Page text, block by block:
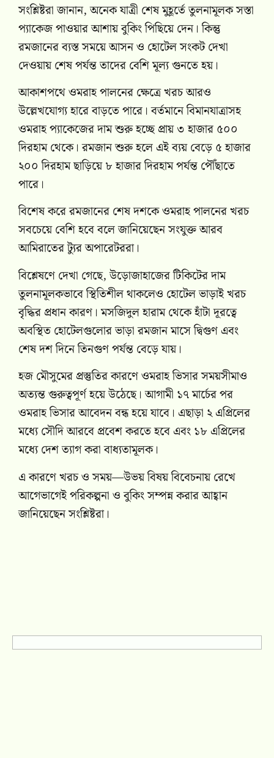
সংশ্লিষ্টরা জানান, অনেক যাত্রী শেষ মুহূর্তে তুলনামূলক সস্তা
প্যাকেজ পাওয়ার আশায় বুকিং পিছিয়ে দেন। কিন্তু
রমজানের ব্যস্ত সময়ে আসন ও হোটেল সংকট দেখা
দেওয়ায় শেষ পর্যন্ত তাদের বেশি মূল্য গুনতে হয়।
আকাশপথে ওমরাহ পালনের ক্ষেত্রে খরচ আরও
উল্লেখযোগ্য হারে বাড়তে পারে। বর্তমানে বিমানযাত্রাসহ
ওমরাহ প্যাকেজের দাম শুরু হচ্ছে প্রায় ৩ হাজার ৫০০
দিরহাম থেকে। রমজান শুরু হলে এই ব্যয় বেড়ে ৫ হাজার
২০০ দিরহাম ছাড়িয়ে ৮ হাজার দিরহাম পর্যন্ত পৌঁছাতে
পারে।
বিশেষ করে রমজানের শেষ দশকে ওমরাহ পালনের খরচ
সবচেয়ে বেশি হবে বলে জানিয়েছেন সংযুক্ত আরব
আমিরাতের ট্যুর অপারেটররা।
বিশ্লেষণে দেখা গেছে, উড়োজাহাজের টিকিটের দাম
তুলনামূলকভাবে স্থিতিশীল থাকলেও হোটেল ভাড়াই খরচ
বৃদ্ধির প্রধান কারণ। মসজিদুল হারাম থেকে হাঁটা দূরত্বে
অবস্থিত হোটেলগুলোর ভাড়া রমজান মাসে দ্বিগুণ এবং
শেষ দশ দিনে তিনগুণ পর্যন্ত বেড়ে যায়।
হজ মৌসুমের প্রস্তুতির কারণে ওমরাহ ভিসার সময়সীমাও
অত্যন্ত গুরুত্বপূর্ণ হয়ে উঠেছে। আগামী ১৭ মার্চের পর
ওমরাহ ভিসার আবেদন বন্ধ হয়ে যাবে। এছাড়া ২ এপ্রিলের
মধ্যে সৌদি আরবে প্রবেশ করতে হবে এবং ১৮ এপ্রিলের
মধ্যে দেশ ত্যাগ করা বাধ্যতামূলক।
এ কারণে খরচ ও সময়—উভয় বিষয় বিবেচনায় রেখে
আগেভাগেই পরিকল্পনা ও বুকিং সম্পন্ন করার আহ্বান
জানিয়েছেন সংশ্লিষ্টরা।